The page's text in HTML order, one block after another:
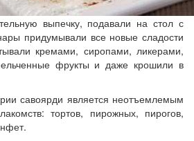
выпечку, подавали на стол с
придумывали все новые сладости
кремами, сиропами, ликерами,
фрукты и даже крошили в
савоярди является неотъемлемым
тортов, пирожных, пирогов,